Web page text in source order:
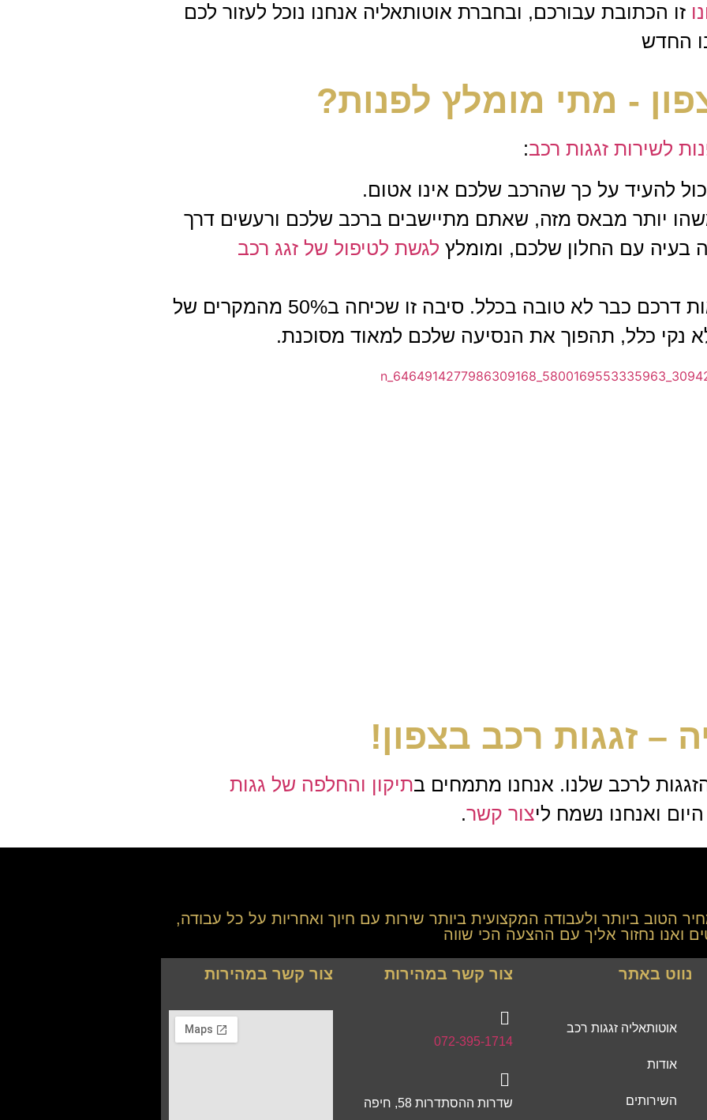
זו הכתובת עבורכם, ובחברת אוטותאליה אנחנו נוכל לעזור לכם
החדש
- מתי מומלץ לפנות?
לשירות זגגות רכב:
להעיד על כך שהרכב שלכם אינו אטום.
יותר מבאס מזה, שאתם מתיישבים ברכב שלכם ורעשים דרך
בעיה עם החלון שלכם, ומומלץ לגשת לטיפול של זגג רכב
כבר לא טובה בכלל. סיבה זו שכיחה ב50% מהמקרים של
נקי כלל, תהפוך את הנסיעה שלכם למאוד מסוכנת.
– זגגות רכב בצפון!
זגגות לרכב שלנו. אנחנו מתמחים בתיקון והחלפה של גגות
ואנחנו נשמח ליצור קשר.
הטוב ביותר ולעבודה המקצועית ביותר שירות עם חיוך ואחריות על כל עבודה,
ואנו נחזור אליך עם ההצעה הכי שווה
נווט באתר
אוטותאליה זגגות רכב
אודות
השירותים
צור קשר במהירות
072-395-1714
שדרות ההסתדרות 58, חיפה
צור קשר במהירות